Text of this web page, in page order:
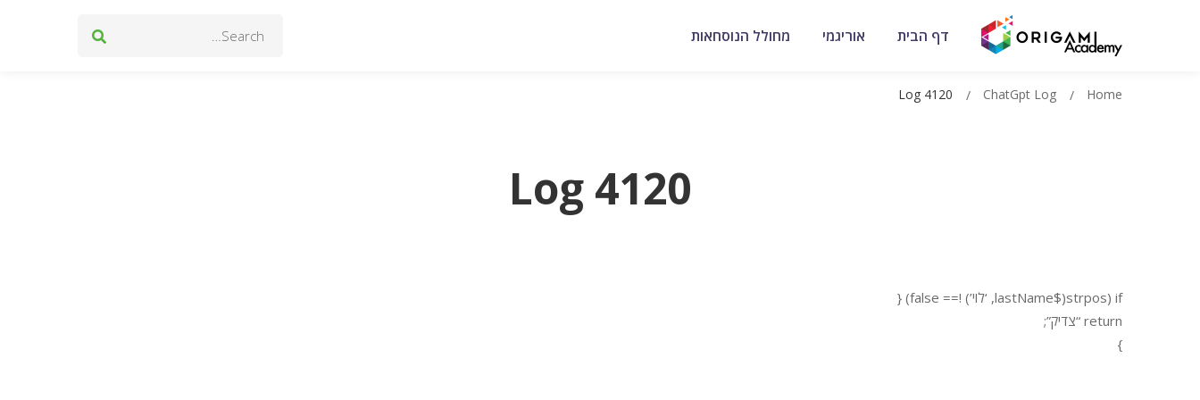
דף הבית אוריגמי מחולל הנוסחאות
Log 4120
Home
ChatGpt Log
Log 4120
if (strpos($lastName, ‘לוי’) !== false) {
return “צדיק”;
}